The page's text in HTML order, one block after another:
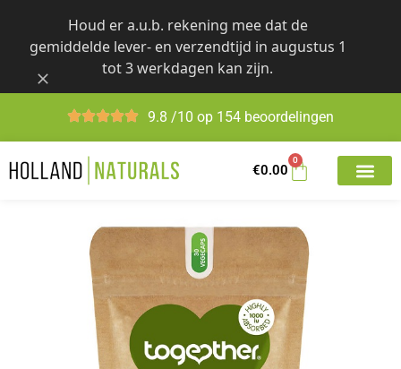
content
Houd er a.u.b. rekening mee dat de
gemiddelde lever- en verzendtijd in augustus 1
tot 3 werkdagen kan zijn.
9.8 /10 op 154 beoordelingen
€0.00
0